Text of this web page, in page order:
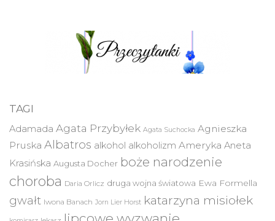
TAGI
Adamada Agata Przybyłek Agata Suchocka Agnieszka
Pruska Albatros alkohol alkoholizm Ameryka Aneta
Krasińska Augusta Docher boże narodzenie
choroba Daria Orlicz druga wojna światowa Ewa Formella
gwałt Iwona Banach Jorn Lier Horst katarzyna misiołek